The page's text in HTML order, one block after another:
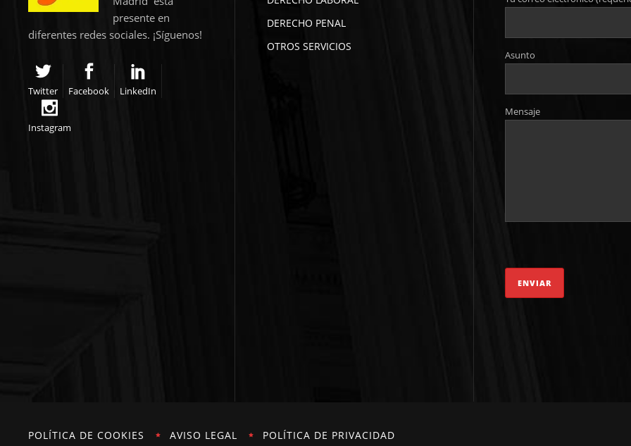
presente en
diferentes redes sociales. ¡Síguenos!
Twitter Facebook LinkedIn
Instagram
DERECHO PENAL
OTROS SERVICIOS
Asunto
Mensaje
POLÍTICA DE COOKIES AVISO LEGAL POLÍTICA DE PRIVACIDAD